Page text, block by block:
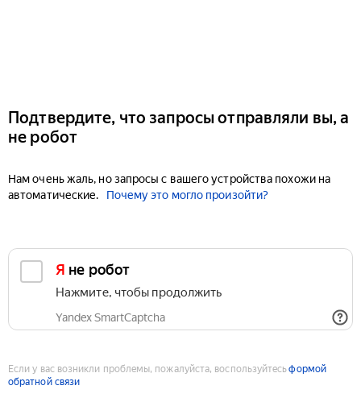
Подтвердите, что запросы отправляли вы, а
не робот
Нам очень жаль, но запросы с вашего устройства похожи на
автоматические.
Почему это могло произойти?
Я не робот
Нажмите, чтобы продолжить
Yandex SmartCaptcha
Если у вас возникли проблемы, пожалуйста, воспользуйтесьформой
обратной связи